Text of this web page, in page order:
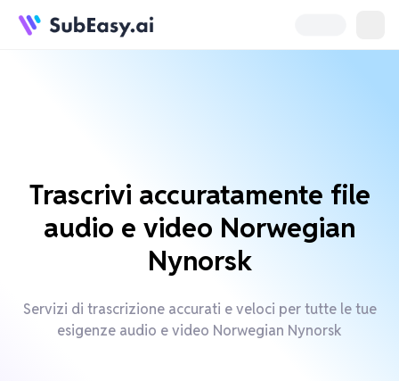
Trascrivi accuratamente file
audio e video Norwegian
Nynorsk
Servizi di trascrizione accurati e veloci per tutte le tue
esigenze audio e video Norwegian Nynorsk